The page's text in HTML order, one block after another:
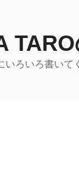
いろいろ書いて